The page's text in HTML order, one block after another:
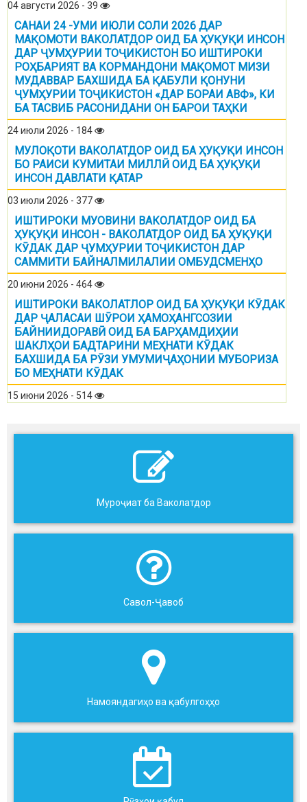
04 августи 2026 - 39
САНАИ 24 -УМИ ИЮЛИ СОЛИ 2026 ДАР
МАҚОМОТИ ВАКОЛАТДОР ОИД БА ҲУҚУҚИ ИНСОН
ДАР ҶУМҲУРИИ ТОҶИКИСТОН БО ИШТИРОКИ
РОҲБАРИЯТ ВА КОРМАНДОНИ МАҚОМОТ МИЗИ
МУДАВВАР БАХШИДА БА ҚАБУЛИ ҚОНУНИ
ҶУМҲУРИИ ТОҶИКИСТОН «ДАР БОРАИ АВФ», КИ
БА ТАСВИБ РАСОНИДАНИ ОН БАРОИ ТАҲКИ
24 июли 2026 - 184
МУЛОҚОТИ ВАКОЛАТДОР ОИД БА ҲУҚУҚИ ИНСОН
БО РАИСИ КУМИТАИ МИЛЛӢ ОИД БА ҲУҚУҚИ
ИНСОН ДАВЛАТИ ҚАТАР
03 июли 2026 - 377
ИШТИРОКИ МУОВИНИ ВАКОЛАТДОР ОИД БА
ҲУҚУҚИ ИНСОН - ВАКОЛАТДОР ОИД БА ҲУҚУҚИ
КӮДАК ДАР ҶУМҲУРИИ ТОҶИКИСТОН ДАР
САММИТИ БАЙНАЛМИЛАЛИИ ОМБУДСМЕНҲО
20 июни 2026 - 464
ИШТИРОКИ ВАКОЛАТЛОР ОИД БА ҲУҚУҚИ КӮДАК
ДАР ҶАЛАСАИ ШӮРОИ ҲАМОҲАНГСОЗИИ
БАЙНИИДОРАВӢ ОИД БА БАРҲАМДИҲИИ
ШАКЛҲОИ БАДТАРИНИ МЕҲНАТИ КӮДАК
БАХШИДА БА РӮЗИ УМУМИҶАҲОНИИ МУБОРИЗА
БО МЕҲНАТИ КӮДАК
15 июни 2026 - 514
Муроҷиат ба Ваколатдор
Савол-Ҷавоб
Намояндагиҳо ва қабулгоҳҳо